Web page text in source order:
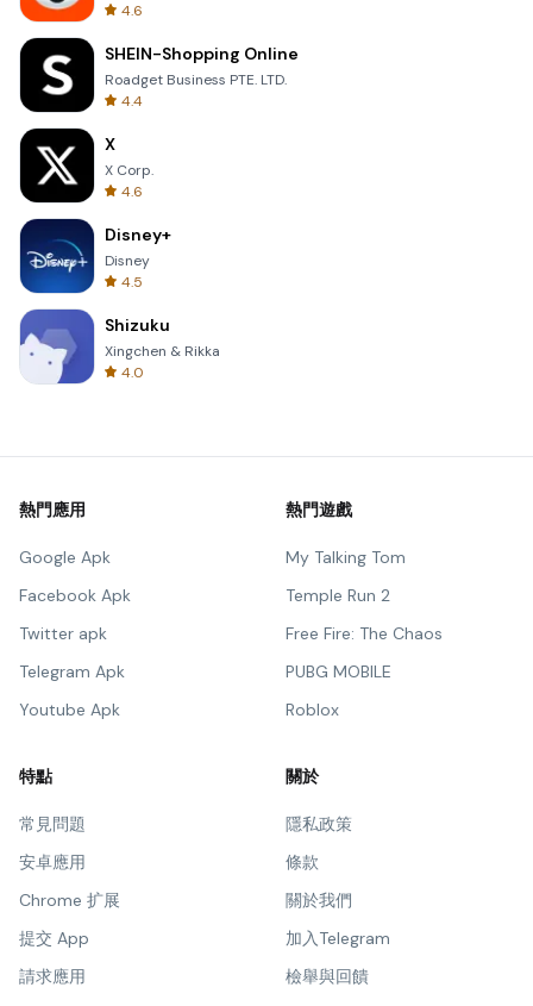
4.6
SHEIN-Shopping Online
Roadget Business PTE. LTD.
4.4
X
X Corp.
4.6
Disney+
Disney
4.5
Shizuku
Xingchen & Rikka
4.0
熱門應用
Google Apk
Facebook Apk
Twitter apk
Telegram Apk
Youtube Apk
熱門遊戲
My Talking Tom
Temple Run 2
Free Fire: The Chaos
PUBG MOBILE
Roblox
特點
常見問題
安卓應用
Chrome 扩展
提交 App
請求應用
關於
隱私政策
條款
關於我們
加入Telegram
檢舉與回饋